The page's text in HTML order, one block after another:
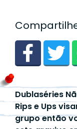
Dublaséries
Rips e Ups
grupo então